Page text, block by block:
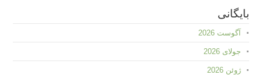
بایگانی
آگوست 2026
جولای 2026
ژوئن 2026